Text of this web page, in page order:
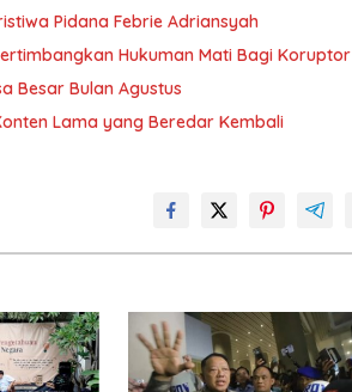
Pidana Febrie Adriansyah
Hukuman Mati Bagi Koruptor
Besar Bulan Agustus
Lama yang Beredar Kembali